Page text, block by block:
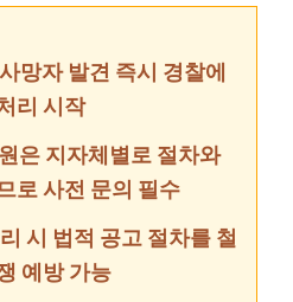
망자 발견 즉시 경찰에
리 시작
은 지자체별로 절차와
로 사전 문의 필수
시 법적 공고 절차를 철
예방 가능